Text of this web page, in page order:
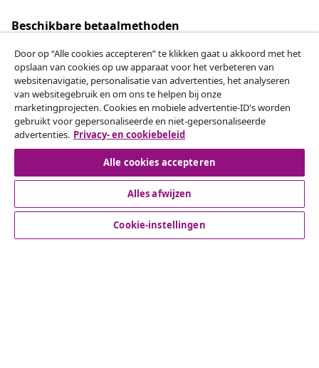
Beschikbare betaalmethoden
Herroeping van de overeenkomst
Een annulering voor je bestelling indienen
Herroeping van de overeenkomst
Klantenservice
Door op “Alle cookies accepteren” te klikken gaat u akkoord met het
opslaan van cookies op uw apparaat voor het verbeteren van
websitenavigatie, personalisatie van advertenties, het analyseren
van websitegebruik en om ons te helpen bij onze
marketingprojecten. Cookies en mobiele advertentie-ID's worden
gebruikt voor gepersonaliseerde en niet-gepersonaliseerde
advertenties. Privacy- en cookiebeleid
Alle cookies accepteren
Alles afwijzen
Cookie-instellingen